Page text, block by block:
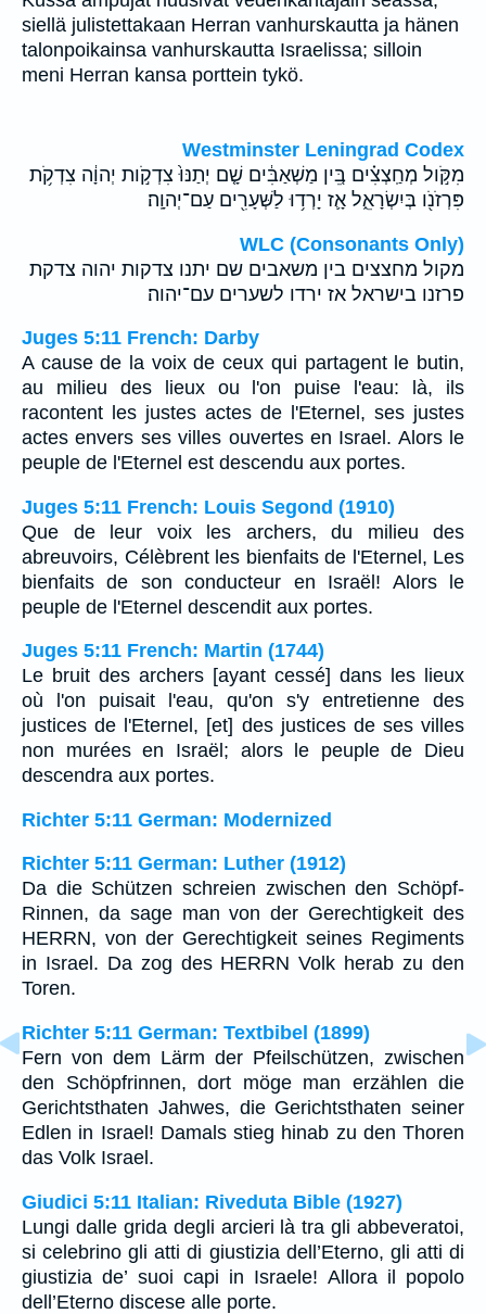
siellä julistettakaan Herran vanhurskautta ja hänen
talonpoikainsa vanhurskautta Israelissa; silloin
meni Herran kansa porttein tykö.
Westminster Leningrad Codex
מִקֹּ֣ול מְחַֽצְצִ֗ים בֵּ֚ין מַשְׁאַבִּ֔ים שָׁ֤ם יְתַנּוּ֙ צִדְקֹ֣ות יְהוָ֔ה צִדְקֹ֥ת
פִּרְזֹנֹ֖ו בְּיִשְׂרָאֵ֑ל אָ֛ז יָרְד֥וּ לַשְּׁעָרִ֖ים עַם־יְהוָֽה׃
WLC (Consonants Only)
מקול מחצצים בין משאבים שם יתנו צדקות יהוה צדקת
פרזנו בישראל אז ירדו לשערים עם־יהוה׃
Juges 5:11 French: Darby
A cause de la voix de ceux qui partagent le butin,
au milieu des lieux ou l'on puise l'eau: là, ils
racontent les justes actes de l'Eternel, ses justes
actes envers ses villes ouvertes en Israel. Alors le
peuple de l'Eternel est descendu aux portes.
Juges 5:11 French: Louis Segond (1910)
Que de leur voix les archers, du milieu des
abreuvoirs, Célèbrent les bienfaits de l'Eternel, Les
bienfaits de son conducteur en Israël! Alors le
peuple de l'Eternel descendit aux portes.
Juges 5:11 French: Martin (1744)
Le bruit des archers [ayant cessé] dans les lieux
où l'on puisait l'eau, qu'on s'y entretienne des
justices de l'Eternel, [et] des justices de ses villes
non murées en Israël; alors le peuple de Dieu
descendra aux portes.
Richter 5:11 German: Modernized
Richter 5:11 German: Luther (1912)
Da die Schützen schreien zwischen den Schöpf-
Rinnen, da sage man von der Gerechtigkeit des
HERRN, von der Gerechtigkeit seines Regiments
in Israel. Da zog des HERRN Volk herab zu den
Toren.
Richter 5:11 German: Textbibel (1899)
Fern von dem Lärm der Pfeilschützen, zwischen
den Schöpfrinnen, dort möge man erzählen die
Gerichtsthaten Jahwes, die Gerichtsthaten seiner
Edlen in Israel! Damals stieg hinab zu den Thoren
das Volk Israel.
Giudici 5:11 Italian: Riveduta Bible (1927)
Lungi dalle grida degli arcieri là tra gli abbeveratoi,
si celebrino gli atti di giustizia dell’Eterno, gli atti di
giustizia de’ suoi capi in Israele! Allora il popolo
dell’Eterno discese alle porte.